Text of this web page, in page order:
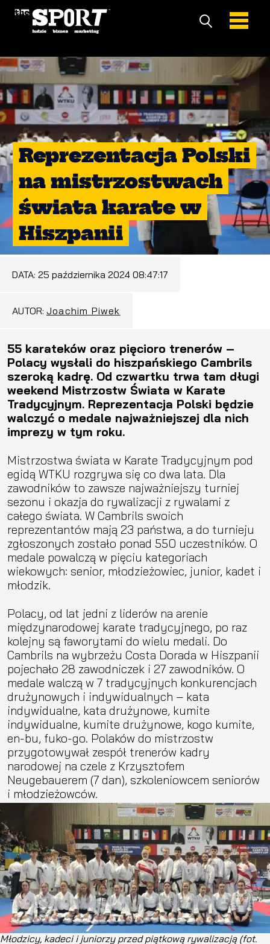
Reprezentacja Polski
na mistrzostwach
świata karate w
Hiszpanii
DATA: 25 października 2024 08:47:17
AUTOR: Joachim Piwek
55 karateków oraz pięcioro trenerów –
Polacy wysłali do hiszpańskiego Cambrils
szeroką kadrę. Od czwartku trwa tam długi
weekend Mistrzostw Świata w Karate
Tradycyjnym. Reprezentacja Polski będzie
walczyć o medale najważniejszej dla nich
imprezy w tym roku.
Mistrzostwa świata w Karate Tradycyjnym pod
egidą WTKU rozgrywa się co dwa lata. Dla
zawodników to zawsze najważniejszy turniej
sezonu i okazja do rywalizacji z rywalami z
całego świata. W Cambrils swoich
reprezentantów mają 23 państwa, a do turnieju
zgłoszonych zostało ponad 550 uczestników. O
medale powalczą w pięciu kategoriach
wiekowych: senior, młodzieżowiec, junior, kadet i
młodzik.
Polacy, od lat jedni z liderów na arenie
międzynarodowej karate tradycyjnego, po raz
kolejny są faworytami do wielu medali. Do
Cambrils na wybrzeżu Costa Dorada w Hiszpanii
pojechało 28 zawodniczek i 27 zawodników. O
medale walczą w 7 tradycyjnych konkurencjach
drużynowych i indywidualnych – kata
indywidualne, kata drużynowe, kumite
indywidualne, kumite drużynowe, kogo kumite,
en-bu, fuko-go. Polaków do mistrzostw
przygotowywał zespół trenerów kadry
narodowej na czele z Krzysztofem
Neugebauerem (7 dan), szkoleniowcem seniorów
i młodzieżowców.
Młodzicy, kadeci i juniorzy przed piątkową rywalizacją (fot.